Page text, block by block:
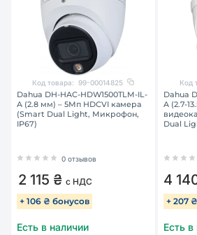
Код товара: 99-00014825
Dahua DH-HAC-HDW1500TLM-IL-
A (2.8 мм) – 5Мп HDCVI камера
(Smart Dual Light, Микрофон,
IP67)
0 отзывов
2 115 ₴ с НДС
+ 106 ₴ бонусов
Есть в наличии
Код
Dahua
A (2.7-
Dual
4
+ 207
Есть в